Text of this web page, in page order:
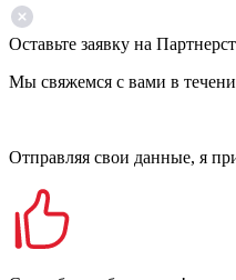
Оставьте заявку на
Мы свяжемся с вами в
Отправляя свои данные, я